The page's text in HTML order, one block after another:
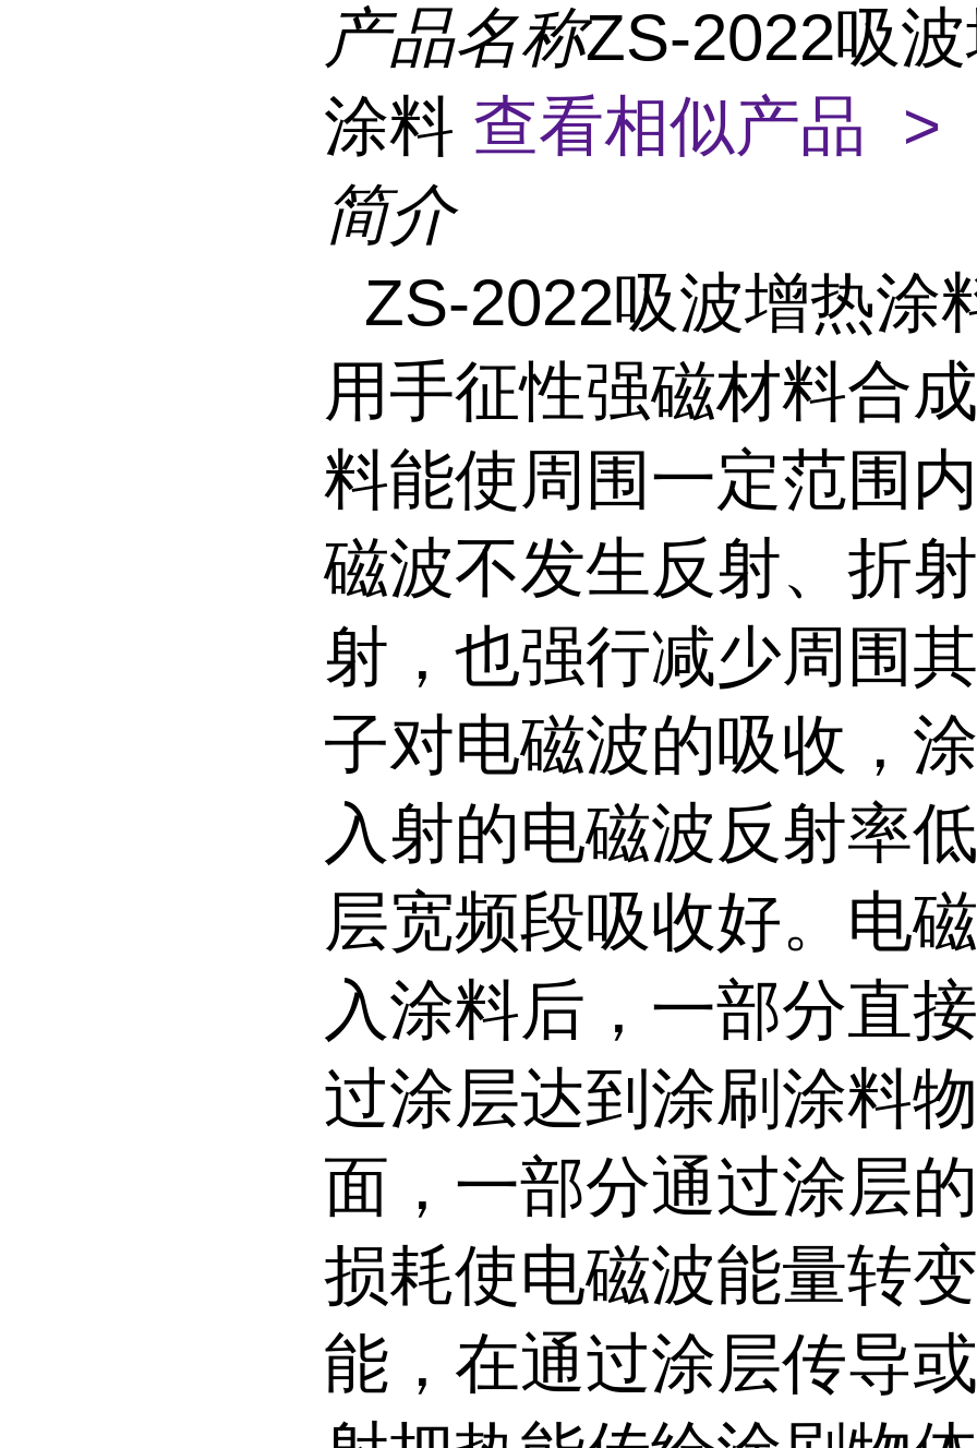
产品名称ZS-2022吸
涂料 查看相似产品 >
简介
ZS-2022吸波增热涂
用手征性强磁材料合
料能使周围一定范围
磁波不发生反射、折
射，也强行减少周围
子对电磁波的吸收，
入射的电磁波反射率
层宽频段吸收好。电
入涂料后，一部分直
过涂层达到涂刷涂料
面，一部分通过涂层
损耗使电磁波能量转
能，在通过涂层传导